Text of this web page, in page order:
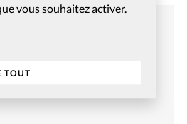
vous souhaitez activer.
TOUT